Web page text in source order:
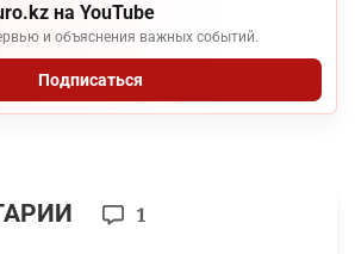
на YouTube
и объяснения важных событий.
Подписаться
1